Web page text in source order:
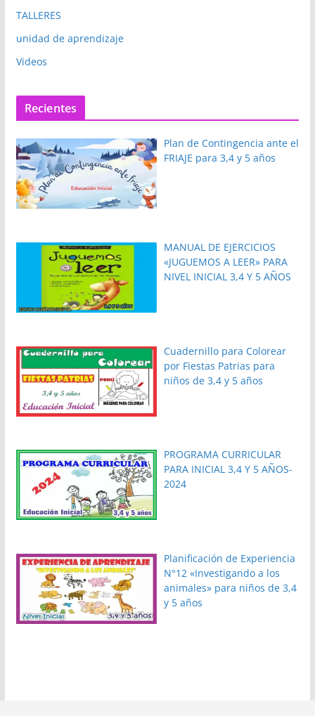
TALLERES
unidad de aprendizaje
Videos
Recientes
Plan de Contingencia ante el
FRIAJE para 3,4 y 5 años
MANUAL DE EJERCICIOS
«JUGUEMOS A LEER» PARA
NIVEL INICIAL 3,4 Y 5 AÑOS
Cuadernillo para Colorear
por Fiestas Patrias para
niños de 3,4 y 5 años
PROGRAMA CURRICULAR
PARA INICIAL 3,4 Y 5 AÑOS-
2024
Planificación de Experiencia
N°12 «Investigando a los
animales» para niños de 3,4
y 5 años